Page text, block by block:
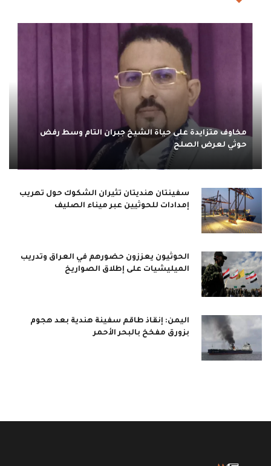
مخاوف متزايدة على حياة الشيخ جبران التام وسط رفض
حوثي لعرض الصلح
سفينتان هنديتان تثيران الشكوك حول تهريب
إمدادات للحوثيين عبر ميناء الصليف
الحوثيون يعززون حضورهم في العراق وتدريب
الميليشيات على إطلاق الصواريخ
اليمن: إنقاذ طاقم سفينة هندية بعد هجوم
بزورق مفخخ بالبحر الأحمر